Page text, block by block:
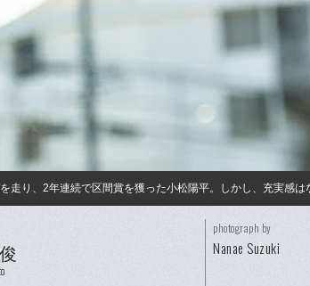
走り、2年連続で区間賞を獲った小松陽平。しかし、充実感は
photograph by
Nanae Suzuki